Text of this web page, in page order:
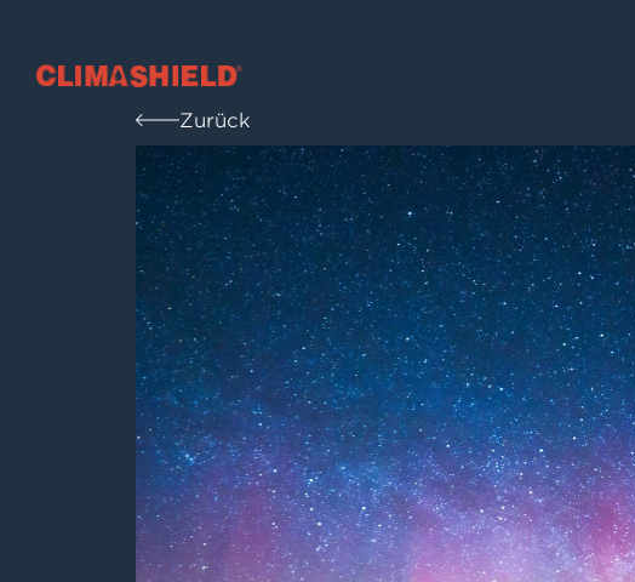
Climashield®
Zurück